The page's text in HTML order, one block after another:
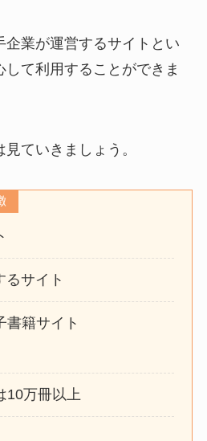
企業が運営するサイトとい
して利用することができま
ていきましょう。
るサイト
書籍サイト
10万冊以上